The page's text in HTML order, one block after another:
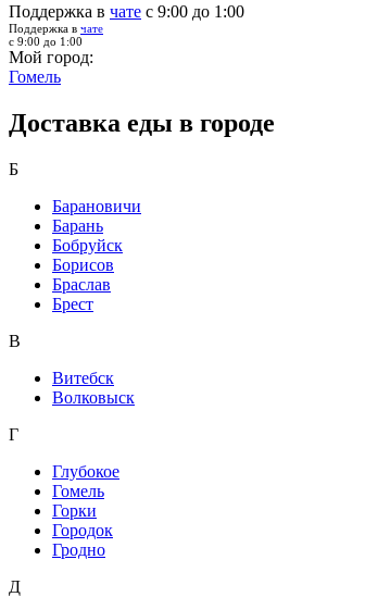
Поддержка в чате с 9:00 до 1:00
Поддержка в чате
с 9:00 до 1:00
Мой город:
Гомель
Доставка еды в городе
Б
Барановичи
Барань
Бобруйск
Борисов
Браслав
Брест
В
Витебск
Волковыск
Г
Глубокое
Гомель
Горки
Городок
Гродно
Д